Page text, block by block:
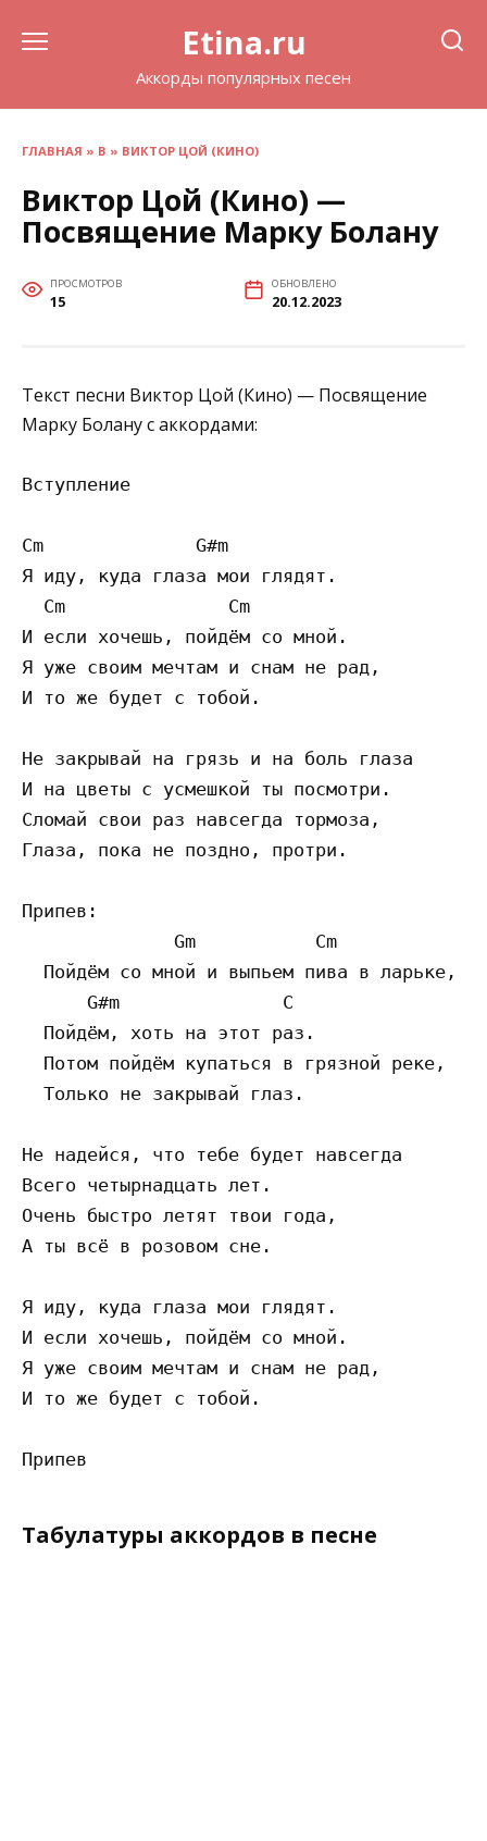
Etina.ru
Аккорды популярных песен
ГЛАВНАЯ » В » ВИКТОР ЦОЙ (КИНО)
Виктор Цой (Кино) —
Посвящение Марку Болану
ПРОСМОТРОВ
15
ОБНОВЛЕНО
20.12.2023
Текст песни Виктор Цой (Кино) — Посвящение
Марку Болану с аккордами:
Вступление
Cm              G#m
Я иду, куда глаза мои глядят.
  Cm               Cm
И если хочешь, пойдём со мной.
Я уже своим мечтам и снам не рад,
И то же будет с тобой.
Не закрывай на грязь и на боль глаза
И на цветы с усмешкой ты посмотри.
Сломай свои раз навсегда тормоза,
Глаза, пока не поздно, протри.
Припев:
              Gm           Cm
  Пойдём со мной и выпьем пива в ларьке,
      G#m               C
  Пойдём, хоть на этот раз.
  Потом пойдём купаться в грязной реке,
  Только не закрывай глаз.
Не надейся, что тебе будет навсегда
Всего четырнадцать лет.
Очень быстро летят твои года,
А ты всё в розовом сне.
Я иду, куда глаза мои глядят.
И если хочешь, пойдём со мной.
Я уже своим мечтам и снам не рад,
И то же будет с тобой.
Табулатуры аккордов в песне